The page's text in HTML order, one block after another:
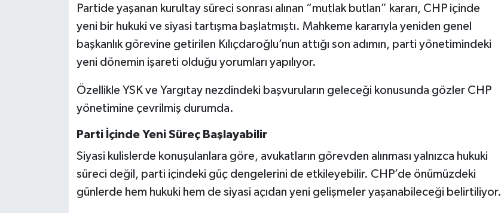
Partide yaşanan kurultay süreci sonrası alınan “mutlak butlan” kararı, CHP içinde
yeni bir hukuki ve siyasi tartışma başlatmıştı. Mahkeme kararıyla yeniden genel
başkanlık görevine getirilen Kılıçdaroğlu’nun attığı son adımın, parti yönetimindeki
yeni dönemin işareti olduğu yorumları yapılıyor.
Özellikle YSK ve Yargıtay nezdindeki başvuruların geleceği konusunda gözler CHP
yönetimine çevrilmiş durumda.
Parti İçinde Yeni Süreç Başlayabilir
Siyasi kulislerde konuşulanlara göre, avukatların görevden alınması yalnızca hukuki
süreci değil, parti içindeki güç dengelerini de etkileyebilir. CHP’de önümüzdeki
günlerde hem hukuki hem de siyasi açıdan yeni gelişmeler yaşanabileceği belirtiliyor.